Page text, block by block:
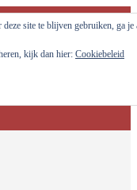
krachten in jezelf
site te blijven gebruiken, ga
kijk dan hier: Cookiebeleid